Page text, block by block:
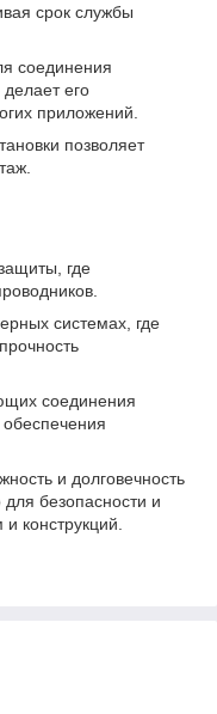
срок службы
соединения
его
приложений.
позволяет
где
системах, где
соединения
и долговечность
для безопасности и
конструкций.